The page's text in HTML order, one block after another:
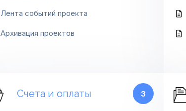
Лента событий проекта
Архивация проектов
Счета и оплаты 3